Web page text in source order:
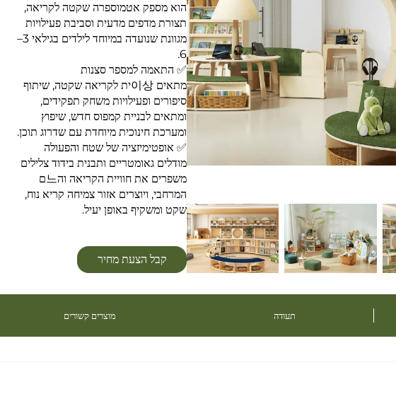
הוא מספק אטמוספרה שקטה לקריאה,
תצורת מדפים מדעית וסביבת פעילויות
מגוונת שנועדה במיוחד לילדים בגילאי 3–
6.
✅ התאמה למספר סצנות
מתאים 이상ית לקריאה שקטה, שיתוף
סיפורים ופעילויות משחק תפקידים,
ומתאים לבניית קמפוס חדש, שיפוץ
ומערכת חינוכית מיוחדת עם שדרוג תוכן.
✅ אופטימיזציה של שטח והפעולה
מודלים גאומטריים ותבנית בידוד צלילים
משפרים את חוויית הקריאה וה느ם
המרחבי, ויוצרים אזור צמיחה קריא נוח,
שקט ומשקיף באופן יעיל.
קבל הצעת מחיר
תעודה מוצרים קשורים